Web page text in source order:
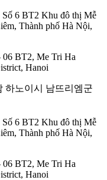
Số 6 BT2 Khu đô thị Mễ
Thành phố Hà Nội,
06 BT2, Me Tri Ha
Hanoi
하노이시 남뜨리엠군
Số 6 BT2 Khu đô thị Mễ
Thành phố Hà Nội,
06 BT2, Me Tri Ha
Hanoi